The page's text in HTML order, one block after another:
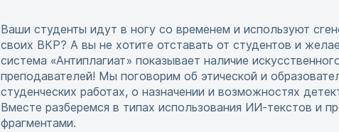
Ваши студенты идут в ногу со временем и используют
своих ВКР? А вы не хотите отставать от студентов и
система «Антиплагиат» показывает наличие
преподавателей! Мы поговорим об этической и
студенческих работах, о назначении и возможностях
Вместе разберемся в типах использования ИИ-текстов и
фрагментами.